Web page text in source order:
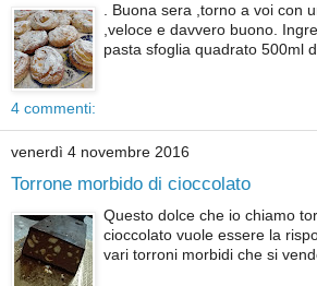
. Buona sera ,torno a voi con
,veloce e davvero buono.
pasta sfoglia quadrato 500ml di
4 commenti:
venerdì 4 novembre 2016
Torrone morbido di cioccolato
Questo dolce che io chiamo
cioccolato vuole essere la
vari torroni morbidi che si